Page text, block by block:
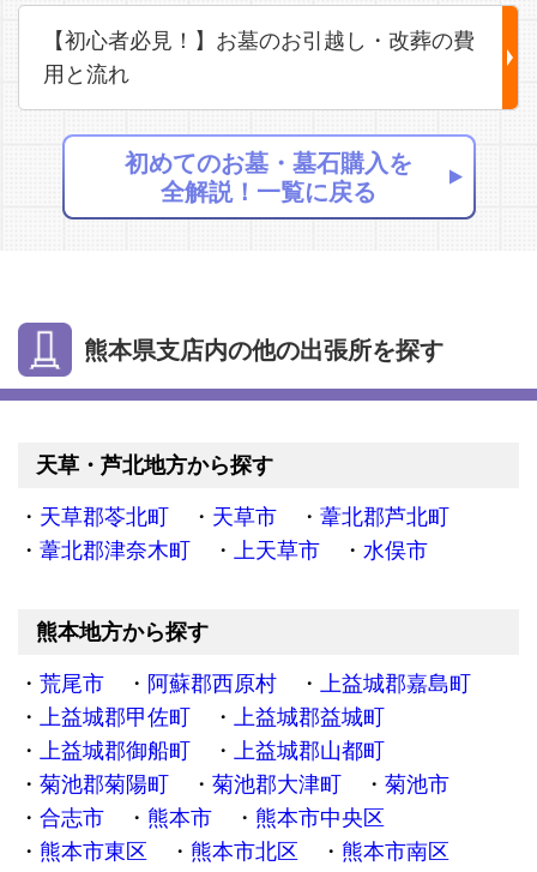
【初心者必見！】お墓のお引越し・改葬の費
用と流れ
初めてのお墓・墓石購入を
全解説！一覧に戻る
熊本県支店内の他の出張所を探す
天草・芦北地方から探す
天草郡苓北町 天草市
葦北郡芦北町
葦北郡津奈木町
上天草市 水俣市
熊本地方から探す
荒尾市 阿蘇郡西原村
上益城郡嘉島町
上益城郡甲佐町
上益城郡益城町
上益城郡御船町
上益城郡山都町
菊池郡菊陽町
菊池郡大津町
菊池市
合志市
熊本市
熊本市中央区
熊本市東区
熊本市北区
熊本市南区